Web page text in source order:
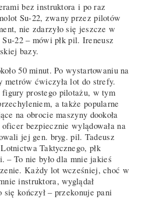
bez instruktora i po raz
Su-22, zwany przez pilotów
nie zdarzyło się jeszcze w
22 – mówi płk pil. Ireneusz
bazy.
50 minut. Po wystartowaniu na
metrów ćwiczyła lot do strefy.
figury prostego pilotażu, w tym
a także popularne
na obrocie maszyny dookoła
bezpiecznie wylądowała na
jej gen. bryg. pil. Tadeusz
Taktycznego, płk
– To nie było dla mnie jakieś
Każdy lot wcześniej, choć w
instruktora, wyglądał
się kończył – przekonuje pani